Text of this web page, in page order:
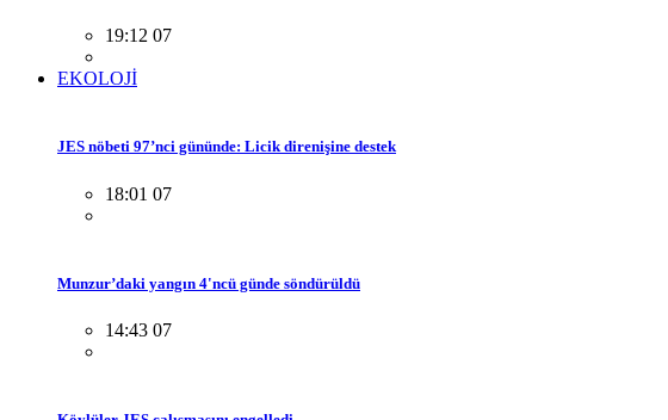
19:12 07
EKOLOJİ
JES nöbeti 97’nci gününde: Licik direnişine destek
18:01 07
Munzur’daki yangın 4'ncü günde söndürüldü
14:43 07